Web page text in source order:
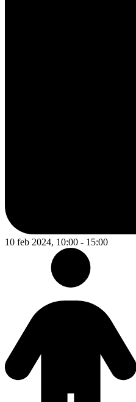
10 feb 2024, 10:00 - 15:00